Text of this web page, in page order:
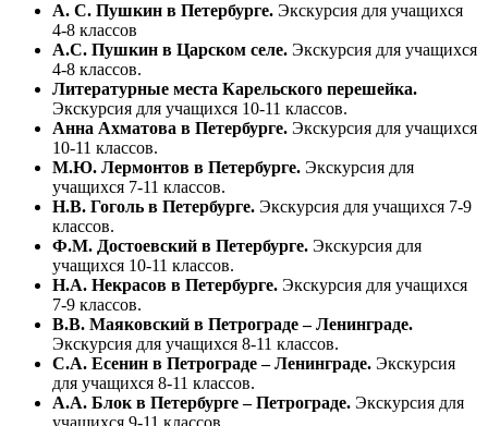
А. С. Пушкин в Петербурге. Экскурсия для учащихся
4-8 классов
А.С. Пушкин в Царском селе. Экскурсия для учащихся
4-8 классов.
Литературные места Карельского перешейка.
Экскурсия для учащихся 10-11 классов.
Анна Ахматова в Петербурге. Экскурсия для учащихся
10-11 классов.
М.Ю. Лермонтов в Петербурге. Экскурсия для
учащихся 7-11 классов.
Н.В. Гоголь в Петербурге. Экскурсия для учащихся 7-9
классов.
Ф.М. Достоевский в Петербурге. Экскурсия для
учащихся 10-11 классов.
Н.А. Некрасов в Петербурге. Экскурсия для учащихся
7-9 классов.
В.В. Маяковский в Петрограде – Ленинграде.
Экскурсия для учащихся 8-11 классов.
С.А. Есенин в Петрограде – Ленинграде. Экскурсия
для учащихся 8-11 классов.
А.А. Блок в Петербурге – Петрограде. Экскурсия для